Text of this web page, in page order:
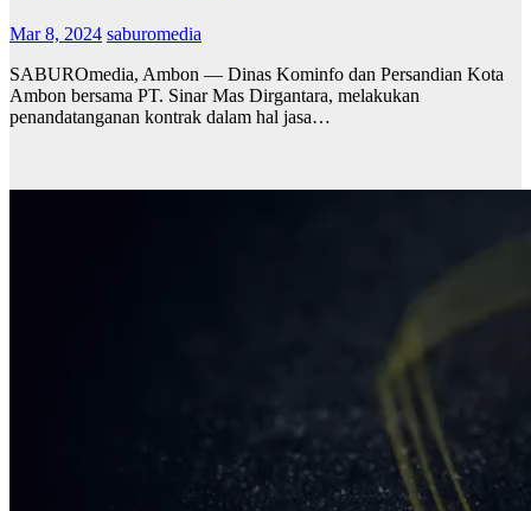
Mar 8, 2024 saburomedia
SABUROmedia, Ambon — Dinas Kominfo dan Persandian Kota
Ambon bersama PT. Sinar Mas Dirgantara, melakukan
penandatanganan kontrak dalam hal jasa…